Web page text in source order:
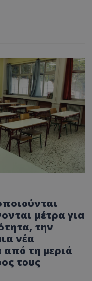
μέτρα για
την
νέα
τη μεριά
τους